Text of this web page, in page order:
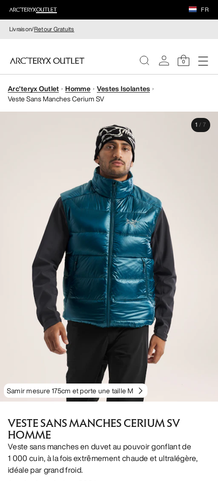
FR
Livraison/Retour Gratuits
0
FEMME
Arc'teryx Outlet Homme
Vestes Isolantes
Veste Sans Manches Cerium SV
Samir mesure 175cm et porte une taille M
1 / 7
VESTE SANS MANCHES CERIUM SV
HOMME
Veste sans manches en duvet au pouvoir gonflant de
1 000 cuin, à la fois extrêmement chaude et ultralégère,
idéale par grand froid.